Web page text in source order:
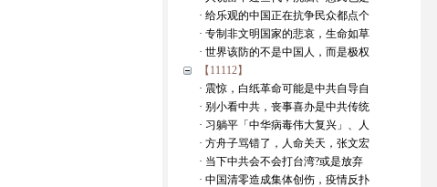
· 给乐观的中国正在抗争民众都点个
· 专制非文明国家的悲哀，生命如草
· 世界该防的不是中国人，而是极权
【11112】
· 震惊，白纸革命可能是中共自导自
· 别小看中共，丧事喜办是中共传统
· 习躺平「中华病毒伟大复兴」、人
· 方舟子骂错了，人命关天，张文宏
· 当下中共会不会打台湾?或是放弃
· 中国清零造成集体创伤，疫情反扑